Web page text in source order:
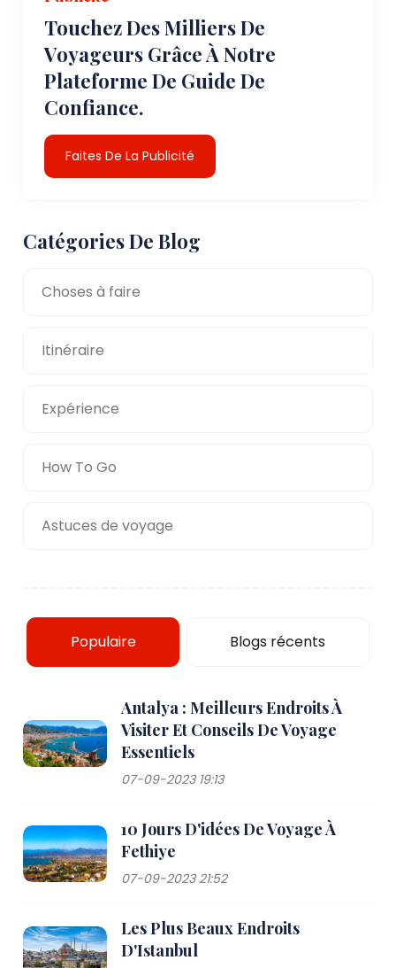
Touchez Des Milliers De
Voyageurs Grâce À Notre
Plateforme De Guide De
Confiance.
Faites De La Publicité
Catégories De Blog
Choses à faire
Itinéraire
Expérience
How To Go
Astuces de voyage
Populaire Blogs récents
Antalya : Meilleurs Endroits À
Visiter Et Conseils De Voyage
Essentiels
07-09-2023 19:13
10 Jours D'idées De Voyage À
Fethiye
07-09-2023 21:52
Les Plus Beaux Endroits
D'Istanbul